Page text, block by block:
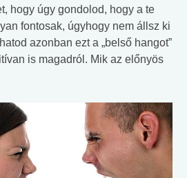
hogy úgy gondolod, hogy a te
fontosak, úgyhogy nem állsz ki
azonban ezt a „belső hangot”
is magadról. Mik az előnyös